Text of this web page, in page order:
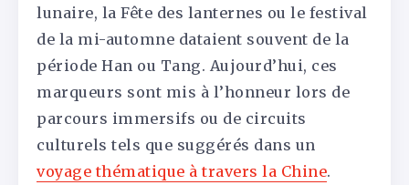
lunaire, la Fête des lanternes ou le festival
de la mi-automne dataient souvent de la
période Han ou Tang. Aujourd’hui, ces
marqueurs sont mis à l’honneur lors de
parcours immersifs ou de circuits
culturels tels que suggérés dans un
voyage thématique à travers la Chine.